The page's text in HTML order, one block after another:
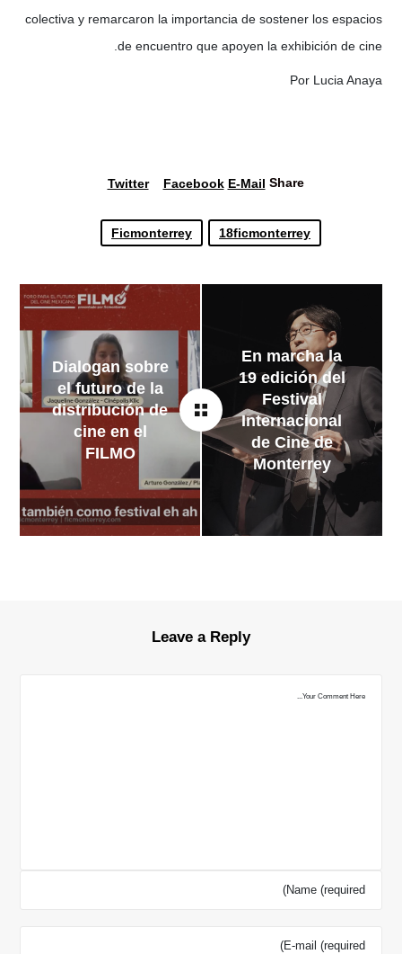
colectiva y remarcaron la importancia de sostener los espacios
de encuentro que apoyen la exhibición de cine.
Por Lucia Anaya
Share
E-Mail
Facebook
Twitter
18ficmonterrey
Ficmonterrey
Dialogan sobre
el futuro de la
distribución de
cine en el
FILMO
En marcha la
19 edición del
Festival
Internacional
de Cine de
Monterrey
Leave a Reply